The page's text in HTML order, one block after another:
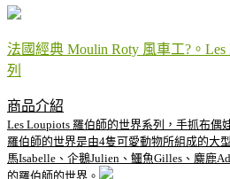
法國經典 Moulin Roty 風車工?。
列
商品介紹
Les Loupiots 羅伯師的世界系列，手抓布偶
羅伯師的世界是由4隻可愛動物所組成的大
馬Isabelle、企鵝Julien、鱷魚Gilles、麋鹿
的羅伯師的世界。